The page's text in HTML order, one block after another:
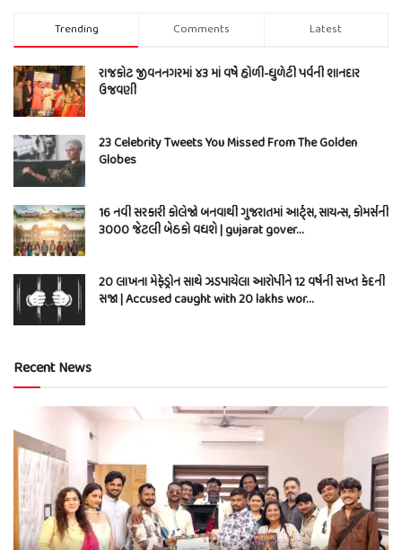
Trending Comments Latest
રાજકોટ જીવનનગરમાં ૪૩ માં વર્ષે હોળી-ધુળેટી પર્વની શાનદાર
ઉજવણી
23 Celebrity Tweets You Missed From The Golden
Globes
16 નવી સરકારી કોલેજો બનવાથી ગુજરાતમાં આર્ટ્સ, સાયન્સ, કોમર્સની
3000 જેટલી બેઠકો વધશે | gujarat gover…
20 લાખના મેફેડ્રોન સાથે ઝડપાયેલા આરોપીને 12 વર્ષની સખ્ત કેદની
સજા | Accused caught with 20 lakhs wor…
Recent News